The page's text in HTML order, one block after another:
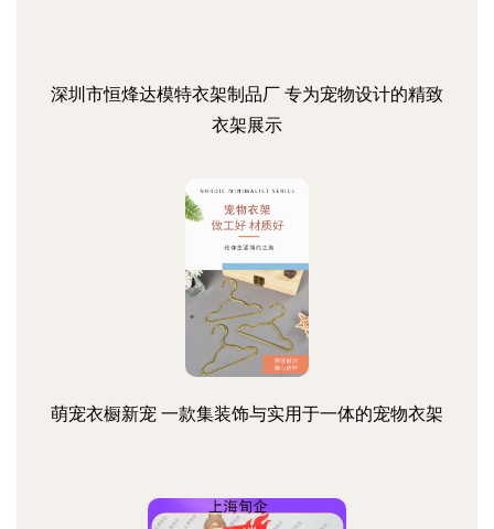
深圳市恒烽达模特衣架制品厂 专为宠物设计的精致
衣架展示
萌宠衣橱新宠 一款集装饰与实用于一体的宠物衣架